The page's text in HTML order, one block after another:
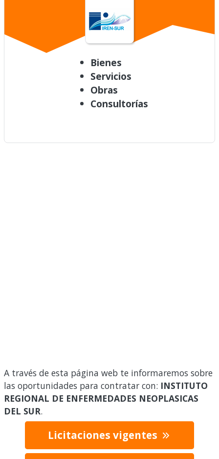
Bienes
Servicios
Obras
Consultorías
A través de esta página web te informaremos sobre
las oportunidades para contratar con: INSTITUTO
REGIONAL DE ENFERMEDADES NEOPLASICAS
DEL SUR.
Licitaciones vigentes